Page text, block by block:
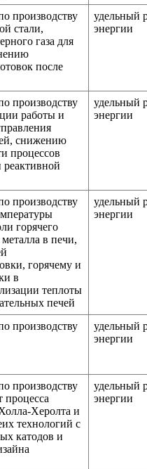
производству
стали,
газа для
после
удельный
энергии
производству
работы и
снижению
процессов
удельный
энергии
производству
горячего
в печи,
горячему и
в
теплоты
печей
удельный
энергии
производству
удельный
энергии
производству
процесса
Херолта и
технологий с
катодов и
удельный
энергии